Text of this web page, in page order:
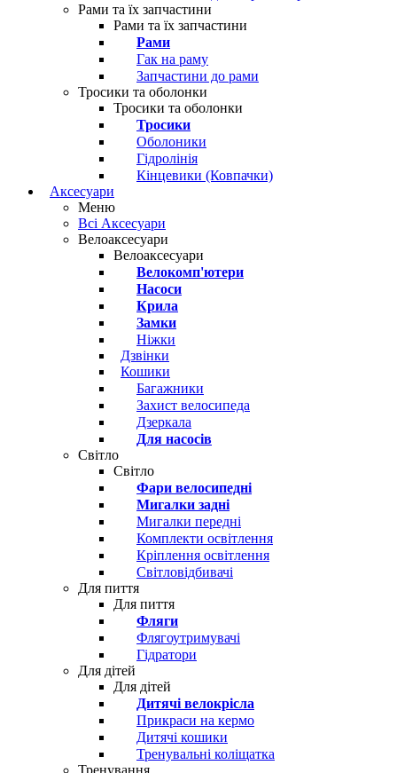
Рами та їх запчастини
Рами та їх запчастини
Рами
Гак на раму
Запчастини до рами
Тросики та оболонки
Тросики та оболонки
Тросики
Оболоники
Гідролінія
Кінцевики (Ковпачки)
Аксесуари
Меню
Всі Аксесуари
Велоаксесуари
Велоаксесуари
Велокомп'ютери
Насоси
Крила
Замки
Ніжки
Дзвінки
Кошики
Багажники
Захист велосипеда
Дзеркала
Для насосів
Світло
Світло
Фари велосипедні
Мигалки задні
Мигалки передні
Комплекти освітлення
Кріплення освітлення
Світловідбивачі
Для пиття
Для пиття
Фляги
Флягоутримувачі
Гідратори
Для дітей
Для дітей
Дитячі велокрісла
Прикраси на кермо
Дитячі кошики
Тренувальні коліщатка